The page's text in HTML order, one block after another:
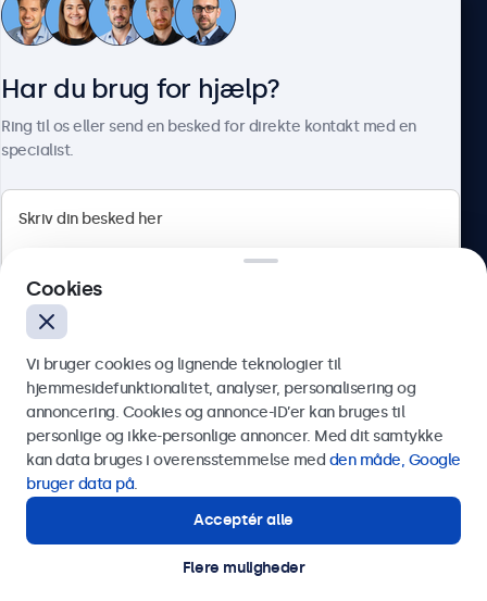
Kundeservice
Herstedøstervej 27-29, unit A, 2620 Albertslund, Danmark
Dansk
© 2026 Beetronics
Har du brug for hjælp?
Ring til os eller send en besked for direkte kontakt med en
specialist.
Send
Eller ring til os på
Kontakt vores specialister.
Cookies
Vi bruger cookies og lignende teknologier til
hjemmesidefunktionalitet, analyser, personalisering og
annoncering. Cookies og annonce-ID’er kan bruges til
personlige og ikke-personlige annoncer. Med dit samtykke
kan data bruges i overensstemmelse med den måde, Google
bruger data på.
Acceptér alle
Flere muligheder